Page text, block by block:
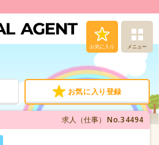
お気に入り メニュー
派遣サービス
支援サービス
お気に入り登録
求人（仕事） No.34494